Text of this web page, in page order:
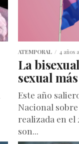
ATEMPORAL 4 años
La
sexual
Este año
Nacional
realizada en el
son...